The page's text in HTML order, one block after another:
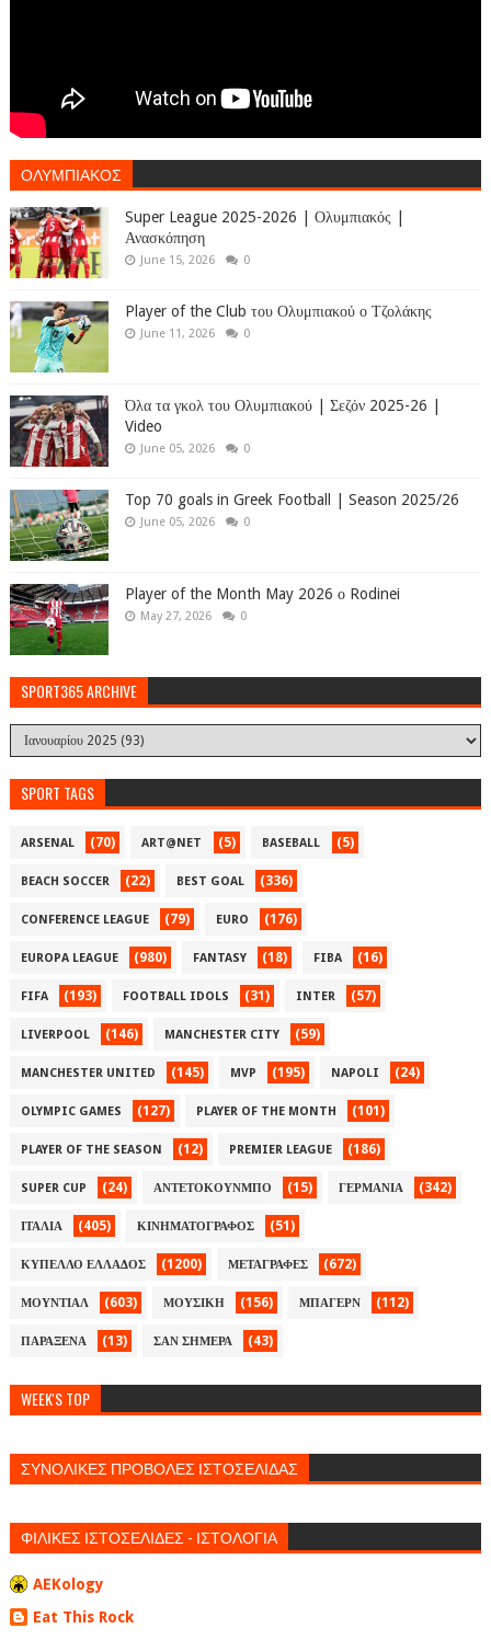
ΟΛΥΜΠΙΑΚΟΣ
Super League 2025-2026 | Ολυμπιακός |
Ανασκόπηση
June 15, 2026 0
Player of the Club του Ολυμπιακού ο Τζολάκης
June 11, 2026 0
Όλα τα γκολ του Ολυμπιακού | Σεζόν 2025-26 |
Video
June 05, 2026 0
Top 70 goals in Greek Football | Season 2025/26
June 05, 2026 0
Player of the Month May 2026 ο Rodinei
May 27, 2026 0
SPORT365 ARCHIVE
SPORT TAGS
ARSENAL (70) ART@NET (5) BASEBALL (5)
BEACH SOCCER (22) BEST GOAL (336)
CONFERENCE LEAGUE (79) EURO (176)
EUROPA LEAGUE (980) FANTASY (18) FIBA (16)
FIFA (193) FOOTBALL IDOLS (31) INTER (57)
LIVERPOOL (146) MANCHESTER CITY (59)
MANCHESTER UNITED (145) MVP (195) NAPOLI (24)
OLYMPIC GAMES (127) PLAYER OF THE MONTH (101)
PLAYER OF THE SEASON (12) PREMIER LEAGUE (186)
SUPER CUP (24) ΑΝΤΕΤΟΚΟΥΝΜΠΟ (15) ΓΕΡΜΑΝΙΑ (342)
ΙΤΑΛΙΑ (405) ΚΙΝΗΜΑΤΟΓΡΑΦΟΣ (51)
ΚΥΠΕΛΛΟ ΕΛΛΑΔΟΣ (1200) ΜΕΤΑΓΡΑΦΕΣ (672)
ΜΟΥΝΤΙΑΛ (603) ΜΟΥΣΙΚΗ (156) ΜΠΑΓΕΡΝ (112)
ΠΑΡΑΞΕΝΑ (13) ΣΑΝ ΣΗΜΕΡΑ (43)
WEEK'S TOP
ΣΥΝΟΛΙΚΕΣ ΠΡΟΒΟΛΕΣ ΙΣΤΟΣΕΛΙΔΑΣ
ΦΙΛΙΚΕΣ ΙΣΤΟΣΕΛΙΔΕΣ - ΙΣΤΟΛΟΓΙΑ
AEKology
Eat This Rock